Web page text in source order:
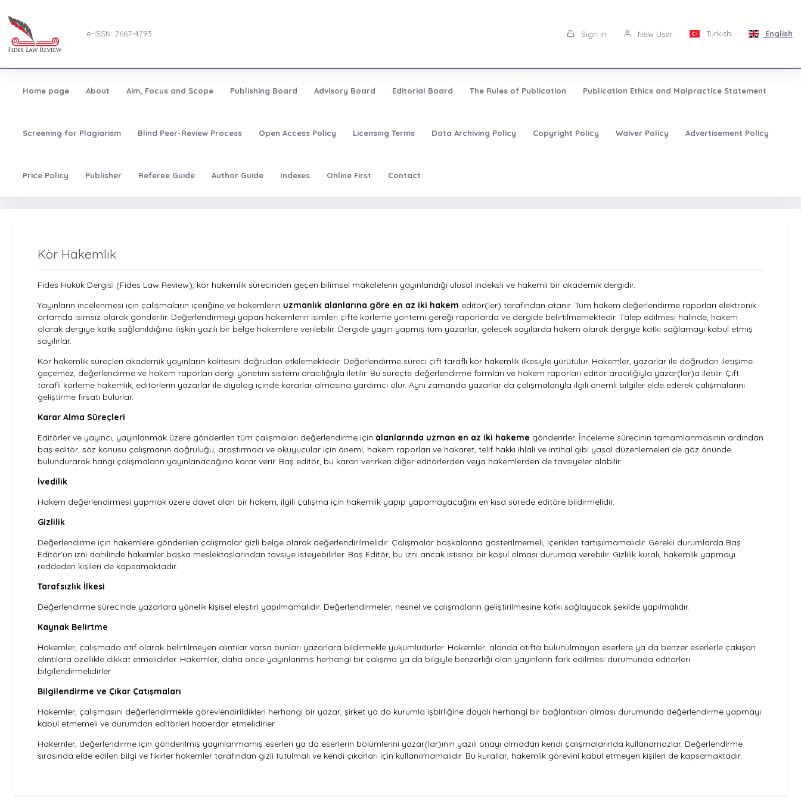
e-ISSN: 2667-4793 Sign in New User Turkish English
Home page About Aim, Focus and Scope Publishing Board Advisory Board Editorial Board The Rules of Publication Publication Ethics and Malpractice Statement
Screening for Plagiarism Blind Peer-Review Process Open Access Policy Licensing Terms Data Archiving Policy Copyright Policy Waiver Policy Advertisement Policy
Price Policy Publisher Referee Guide Author Guide Indexes Online First Contact
Kör Hakemlik
Fides Hukuk Dergisi (Fides Law Review), kör hakemlik sürecinden geçen bilimsel makalelerin yayınlandığı ulusal indeksli ve hakemli bir akademik dergidir.
Yayınların incelenmesi için çalışmaların içeriğine ve hakemlerin uzmanlık alanlarına göre en az iki hakem editör(ler) tarafından atanır. Tüm hakem değerlendirme raporları elektronik
ortamda isimsiz olarak gönderilir. Değerlendirmeyi yapan hakemlerin isimleri çifte körleme yöntemi gereği raporlarda ve dergide belirtilmemektedir. Talep edilmesi halinde, hakem
olarak dergiye katkı sağlanıldığına ilişkin yazılı bir belge hakemlere verilebilir. Dergide yayın yapmış tüm yazarlar, gelecek sayılarda hakem olarak dergiye katkı sağlamayı kabul etmiş
sayılırlar.
Kör hakemlik süreçleri akademik yayınların kalitesini doğrudan etkilemektedir. Değerlendirme süreci çift taraflı kör hakemlik ilkesiyle yürütülür. Hakemler, yazarlar ile doğrudan iletişime
geçemez, değerlendirme ve hakem raporları dergi yönetim sistemi aracılığıyla iletilir. Bu süreçte değerlendirme formları ve hakem raporları editör aracılığıyla yazar(lar)a iletilir. Çift
taraflı körleme hakemlik, editörlerin yazarlar ile diyalog içinde kararlar almasına yardımcı olur. Aynı zamanda yazarlar da çalışmalarıyla ilgili önemli bilgiler elde ederek çalışmalarını
geliştirme fırsatı bulurlar.
Karar Alma Süreçleri
Editörler ve yayıncı, yayınlanmak üzere gönderilen tüm çalışmaları değerlendirme için alanlarında uzman en az iki hakeme gönderirler. İnceleme sürecinin tamamlanmasının ardından
baş editör, söz konusu çalışmanın doğruluğu, araştırmacı ve okuyucular için önemi, hakem raporları ve hakaret, telif hakkı ihlali ve intihal gibi yasal düzenlemeleri de göz önünde
bulundurarak hangi çalışmaların yayınlanacağına karar verir. Baş editör, bu kararı verirken diğer editörlerden veya hakemlerden de tavsiyeler alabilir.
İvedilik
Hakem değerlendirmesi yapmak üzere davet alan bir hakem, ilgili çalışma için hakemlik yapıp yapamayacağını en kısa sürede editöre bildirmelidir.
Gizlilik
Değerlendirme için hakemlere gönderilen çalışmalar gizli belge olarak değerlendirilmelidir. Çalışmalar başkalarına gösterilmemeli, içerikleri tartışılmamalıdır. Gerekli durumlarda Baş
Editör’ün izni dahilinde hakemler başka meslektaşlarından tavsiye isteyebilirler. Baş Editör, bu izni ancak istisnai bir koşul olması durumda verebilir. Gizlilik kuralı, hakemlik yapmayı
reddeden kişileri de kapsamaktadır.
Tarafsızlık İlkesi
Değerlendirme sürecinde yazarlara yönelik kişisel eleştiri yapılmamalıdır. Değerlendirmeler, nesnel ve çalışmaların geliştirilmesine katkı sağlayacak şekilde yapılmalıdır.
Kaynak Belirtme
Hakemler, çalışmada atıf olarak belirtilmeyen alıntılar varsa bunları yazarlara bildirmekle yükümlüdürler. Hakemler, alanda atıfta bulunulmayan eserlere ya da benzer eserlerle çakışan
alıntılara özellikle dikkat etmelidirler. Hakemler, daha önce yayınlanmış herhangi bir çalışma ya da bilgiyle benzerliği olan yayınların fark edilmesi durumunda editörleri
bilgilendirmelidirler.
Bilgilendirme ve Çıkar Çatışmaları
Hakemler, çalışmasını değerlendirmekle görevlendirildikleri herhangi bir yazar, şirket ya da kurumla işbirliğine dayalı herhangi bir bağlantıları olması durumunda değerlendirme yapmayı
kabul etmemeli ve durumdan editörleri haberdar etmelidirler.
Hakemler, değerlendirme için gönderilmiş yayınlanmamış eserleri ya da eserlerin bölümlerini yazar(lar)ının yazılı onayı olmadan kendi çalışmalarında kullanamazlar. Değerlendirme
sırasında elde edilen bilgi ve fikirler hakemler tarafından gizli tutulmalı ve kendi çıkarları için kullanılmamalıdır. Bu kurallar, hakemlik görevini kabul etmeyen kişileri de kapsamaktadır.